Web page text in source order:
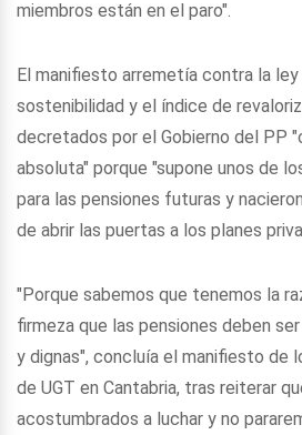
miembros están en el paro".
El manifiesto arremetía contra la
sostenibilidad y el índice de
decretados por el Gobierno del PP
absoluta" porque "supone unos de
para las pensiones futuras y
de abrir las puertas a los planes
"Porque sabemos que tenemos la
firmeza que las pensiones deben
y dignas", concluía el manifiesto de
de UGT en Cantabria, tras reiterar
acostumbrados a luchar y no